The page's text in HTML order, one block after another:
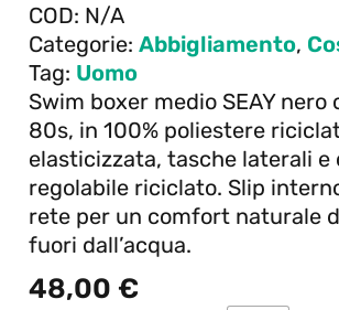
COD: N/A
Categorie: Abbigliamento,
Tag: Uomo
Swim boxer medio SEAY nero
80s, in 100% poliestere
elasticizzata, tasche laterali e
regolabile riciclato. Slip
rete per un comfort naturale
fuori dall’acqua.
48,00 €